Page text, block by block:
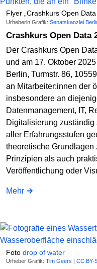
Flyer „Crashkurs Open Data
Urheberin Grafik: Senatskanzlei
Crashkurs Open Data
Der Crashkurs Open
und am 17. Oktober
Berlin, Turmstr. 86,
an Mitarbeiter:innen der
insbesondere an
Datenmanagement, IT,
Digitalisierung zuständig
aller Erfahrungsstufen
theoretische Grundlagen
Prinzipien als auch
Veröffentlichung oder
Mehr
Foto drop of water
Urheber Grafik: Tim Geers | CC BY-